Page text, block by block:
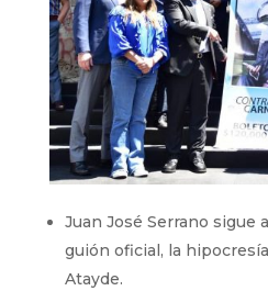
Juan José Serrano sigue
guión oficial, la
Atayde.